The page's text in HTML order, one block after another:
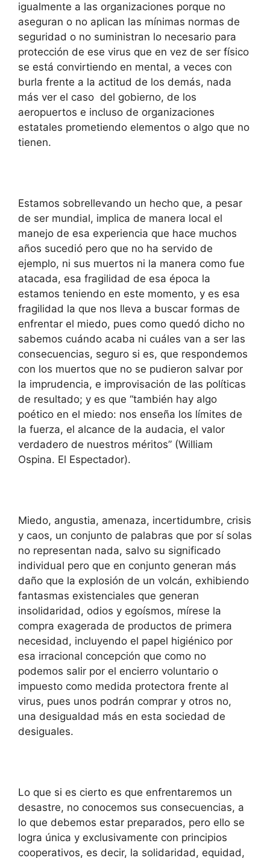
igualmente a las organizaciones porque no
aseguran o no aplican las mínimas normas de
seguridad o no suministran lo necesario para
protección de ese virus que en vez de ser físico
se está convirtiendo en mental, a veces con
burla frente a la actitud de los demás, nada
más ver el caso del gobierno, de los
aeropuertos e incluso de organizaciones
estatales prometiendo elementos o algo que no
tienen.
Estamos sobrellevando un hecho que, a pesar
de ser mundial, implica de manera local el
manejo de esa experiencia que hace muchos
años sucedió pero que no ha servido de
ejemplo, ni sus muertos ni la manera como fue
atacada, esa fragilidad de esa época la
estamos teniendo en este momento, y es esa
fragilidad la que nos lleva a buscar formas de
enfrentar el miedo, pues como quedó dicho no
sabemos cuándo acaba ni cuáles van a ser las
consecuencias, seguro si es, que respondemos
con los muertos que no se pudieron salvar por
la imprudencia, e improvisación de las políticas
de resultado; y es que “también hay algo
poético en el miedo: nos enseña los límites de
la fuerza, el alcance de la audacia, el valor
verdadero de nuestros méritos” (William
Ospina. El Espectador).
Miedo, angustia, amenaza, incertidumbre, crisis
y caos, un conjunto de palabras que por sí solas
no representan nada, salvo su significado
individual pero que en conjunto generan más
daño que la explosión de un volcán, exhibiendo
fantasmas existenciales que generan
insolidaridad, odios y egoísmos, mírese la
compra exagerada de productos de primera
necesidad, incluyendo el papel higiénico por
esa irracional concepción que como no
podemos salir por el encierro voluntario o
impuesto como medida protectora frente al
virus, pues unos podrán comprar y otros no,
una desigualdad más en esta sociedad de
desiguales.
Lo que si es cierto es que enfrentaremos un
desastre, no conocemos sus consecuencias, a
lo que debemos estar preparados, pero ello se
logra única y exclusivamente con principios
cooperativos, es decir, la solidaridad, equidad,